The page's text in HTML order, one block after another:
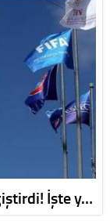
İşte y…